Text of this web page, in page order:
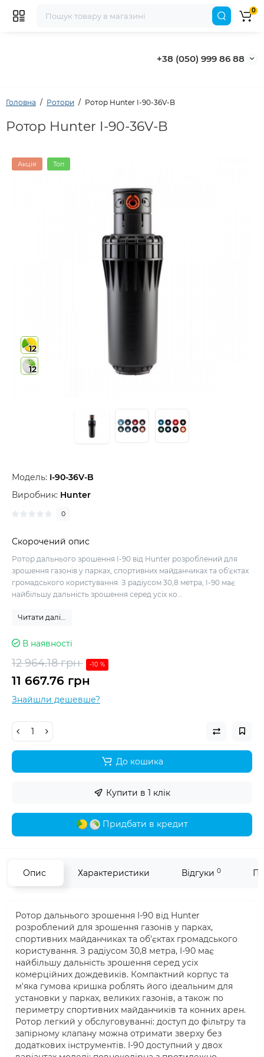
+38 (050) 999 86 88
0
Головна Ротори Ротор Hunter I-90-36V-B
Ротор Hunter I-90-36V-B
12
12
Акція Топ
Модель: I-90-36V-B
Виробник: Hunter
0
Скорочений опис
Ротор дальнього зрошення I-90 від Hunter розроблений для
зрошення газонів у парках, спортивних майданчиках та об'єктах
громадського користування. З радіусом 30,8 метра, I-90 має
найбільшу дальність зрошення серед усіх ко...
Читати далі...
В наявності
12 964.18 грн -10 %
11 667.76 грн
Знайшли дешевше?
До кошика
Купити в 1 клік
Придбати в кредит
Опис Характеристики Відгуки 0
Ротор дальнього зрошення I-90 від Hunter
розроблений для зрошення газонів у парках,
спортивних майданчиках та об'єктах громадського
користування. З радіусом 30,8 метра, I-90 має
найбільшу дальність зрошення серед усіх
комерційних дождевиків. Компактний корпус та
м'яка гумова кришка роблять його ідеальним для
установки у парках, великих газонів, а також по
периметру спортивних майданчиків та конних арен.
Ротор легкий у обслуговуванні: доступ до фільтру та
запірному клапану можна отримати зверху без
додаткових інструментів. I-90 доступний у двох